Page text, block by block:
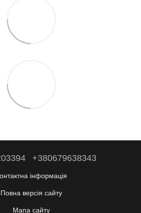
+380679638343
інформація
Повна версія сайту
Мапа сайту